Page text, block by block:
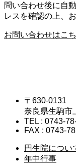
問い合わせ後に自
レスを確認の上、
お問い合わせはこ
〒630-0131
奈良県生駒市
TEL : 0743-
FAX : 0743-
円生院につい
年中行事